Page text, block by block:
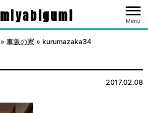
miyabigumi Menu
» 車阪の家 » kurumazaka34
2017.02.08